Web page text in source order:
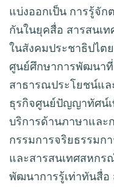
แบ่งออกเป็น การรู้จัก
กันในยุคสื่อ สารสนเ
ในสังคมประชาธิปไ
ศูนย์ศึกษาการพัฒนาที่
สาธารณประโยชน์แ
ธุรกิจศูนย์ปัญญาทัศน์
บริการด้านภาษาและ
กรรมการจริยธรรม
และสารสนเทศสหก
พัฒนาการรู้เท่าทันสื่อ